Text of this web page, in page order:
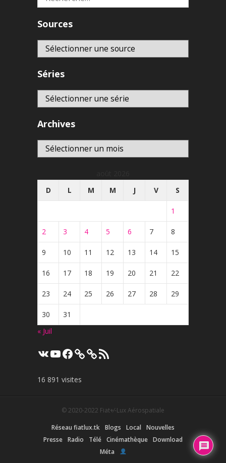
Sources
Séries
Archives
Archives
D
L M M J V S
1
2 3 4 5 6 7 8
9 10 11 12 13 14 15
16 17 18 19 20 21 22
23 24 25 26 27 28 29
30
31
« Juil
VK YouTube
Facebook Flux
RSS
16 891 visites
© 2020-2022 Fiat+⁄-Lux Aérospatiale
Réseau fiatlux.tk Blogs Local
Nouvelles
Presse Radio Télé Cinémathèque Download
Méta